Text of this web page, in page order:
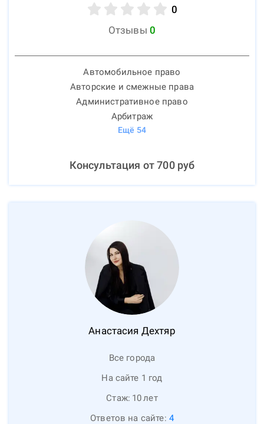
0
Отзывы 0
Автомобильное право
Авторские и смежные права
Административное право
Арбитраж
Ещё 54
Консультация от700руб
Анастасия Дехтяр
Все города
На сайте 1 год
Стаж: 10лет
Ответов на сайте: 4